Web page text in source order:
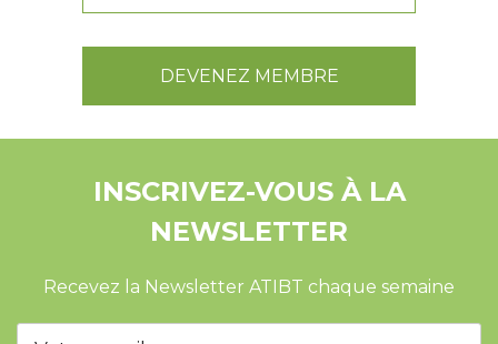
DEVENEZ MEMBRE
INSCRIVEZ-VOUS À LA
NEWSLETTER
Recevez la Newsletter ATIBT chaque semaine